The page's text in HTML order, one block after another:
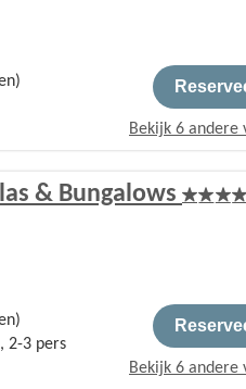
Bekijk 6 andere
& Bungalows
2-3 pers
Bekijk 6 andere